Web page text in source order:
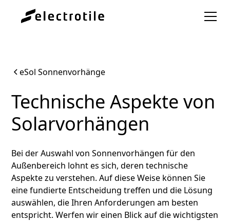
eSol Sonnenvorhänge
Technische Aspekte von
Solarvorhängen
Bei der Auswahl von Sonnenvorhängen für den
Außenbereich lohnt es sich, deren technische
Aspekte zu verstehen. Auf diese Weise können Sie
eine fundierte Entscheidung treffen und die Lösung
auswählen, die Ihren Anforderungen am besten
entspricht. Werfen wir einen Blick auf die wichtigsten